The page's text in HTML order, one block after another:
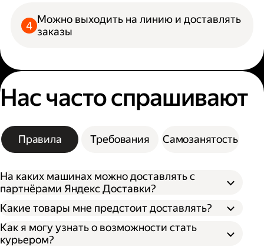
Можно выходить на линию и доставлять
заказы
Нас часто спрашивают
Правила Требования Самозанятость
На каких машинах можно доставлять с
партнёрами Яндекс Доставки?
Какие товары мне предстоит доставлять?
Как я могу узнать о возможности стать
курьером?